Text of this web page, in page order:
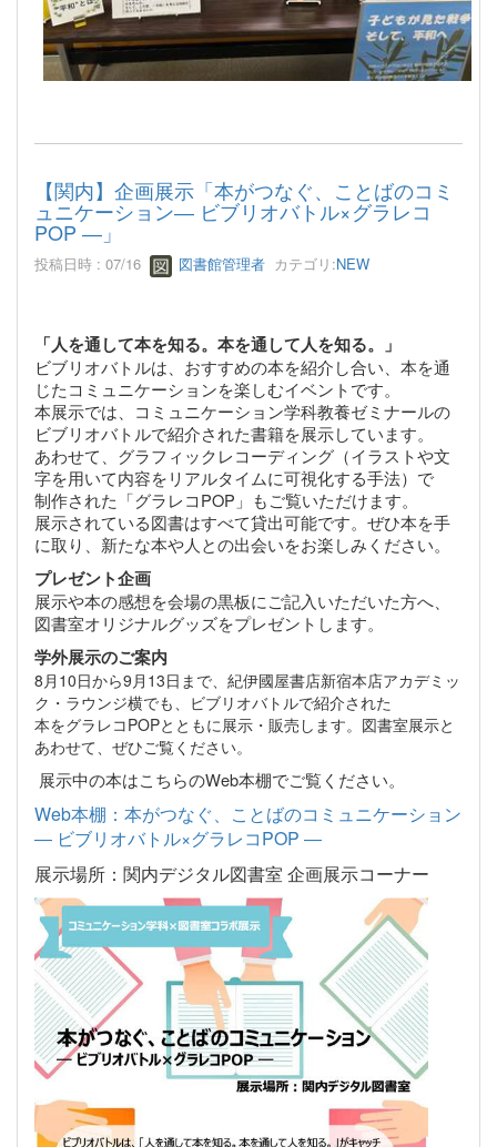
【関内】企画展示「本がつなぐ、ことばのコミ
ュニケーション― ビブリオバトル×グラレコ
POP ―」
投稿日時 : 07/16 図書館管理者 カテゴリ:NEW
「人を通して本を知る。本を通して人を知る。」
ビブリオバトルは、おすすめの本を紹介し合い、本を通
じたコミュニケーションを楽しむイベントです。
本展示では、コミュニケーション学科教養ゼミナールの
ビブリオバトルで紹介された書籍を展示しています。
あわせて、グラフィックレコーディング（イラストや文
字を用いて内容をリアルタイムに可視化する手法）で
制作された「グラレコPOP」もご覧いただけます。
展示されている図書はすべて貸出可能です。ぜひ本を手
に取り、新たな本や人との出会いをお楽しみください。
プレゼント企画
展示や本の感想を会場の黒板にご記入いただいた方へ、
図書室オリジナルグッズをプレゼントします。
学外展示のご案内
8月10日から9月13日まで、紀伊國屋書店新宿本店アカデミッ
ク・ラウンジ横でも、ビブリオバトルで紹介された
本をグラレコPOPとともに展示・販売します。図書室展示と
あわせて、ぜひご覧ください。
展示中の本はこちらのWeb本棚でご覧ください。
Web本棚：本がつなぐ、ことばのコミュニケーション
― ビブリオバトル×グラレコPOP ―
展示場所：関内デジタル図書室 企画展示コーナー